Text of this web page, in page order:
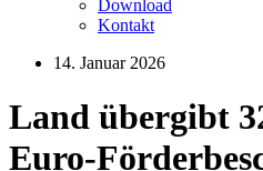
Download
Kontakt
14. Januar 2026
Land übergibt
Euro-